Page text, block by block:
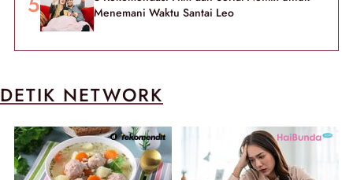
Menemani Waktu Santai Leo
DETIK NETWORK